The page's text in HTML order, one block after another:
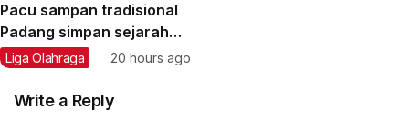
Pacu sampan tradisional
Padang simpan sejarah
dan semangat
Liga Olahraga 20 hours ago
Write a Reply